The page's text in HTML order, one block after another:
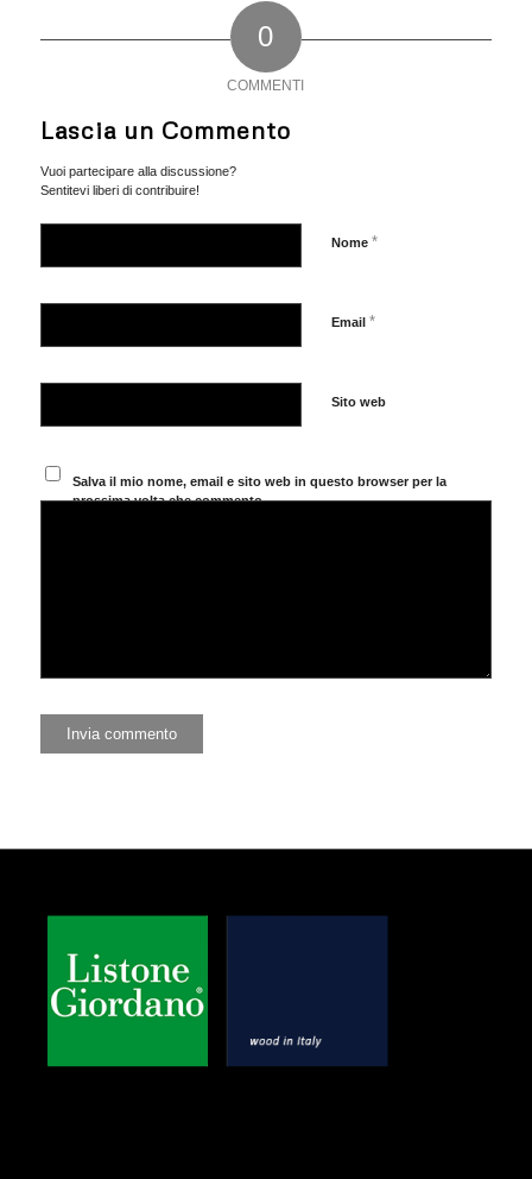
0
COMMENTI
Lascia un Commento
Vuoi partecipare alla discussione?
Sentitevi liberi di contribuire!
Nome *
Email *
Sito web
Salva il mio nome, email e sito web in questo browser per la
prossima volta che commento.